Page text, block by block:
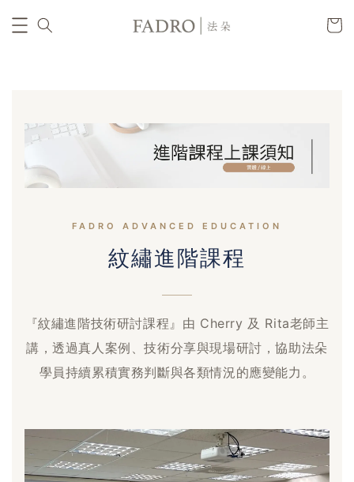
FADRO ADVANCED EDUCATION
紋繡進階課程
『紋繡進階技術研討課程』由 Cherry 及 Rita老師主
講，透過真人案例、技術分享與現場研討，協助法朵
學員持續累積實務判斷與各類情況的應變能力。